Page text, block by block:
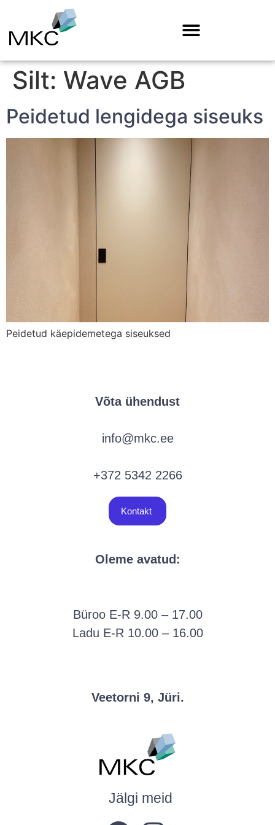
Silt: Wave AGB
Peidetud lengidega siseuks
Peidetud käepidemetega siseuksed
Jälgi meid
Oleme avatud:
Büroo E-R 9.00 – 17.00
Ladu E-R 10.00 – 16.00
Veetorni 9, Jüri.
Võta ühendust
info@mkc.ee
+372 5342 2266
Kontakt